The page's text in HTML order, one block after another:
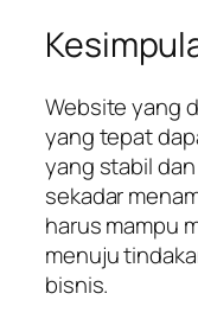
Website yang
yang tepat
yang stabil
sekadar
harus mampu
menuju
bisnis.